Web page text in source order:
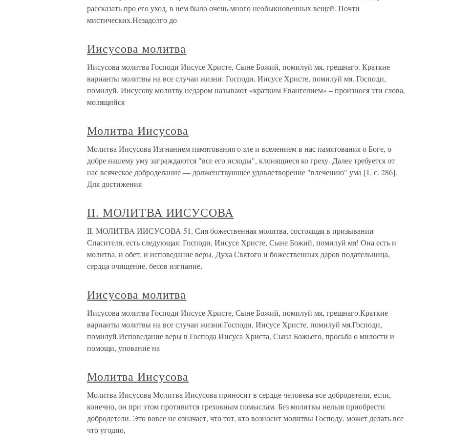
рассказать про его уход, в нем было очень много необыкновенных вещей. Почти
мистических.Незадолго до
Иисусова молитва
Иисусова молитва Господи Иисусе Христе, Сыне Божий, помилуй мя, грешнаго. Краткие
варианты молитвы на все случаи жизни: Господи, Иисусе Христе, помилуй мя. Господи,
помилуй. Иисусову молитву недаром называют «кратким Евангелием» – произнося эти слова,
молящийся
Молитва Иисусова
Молитва Иисусова Изгнанием памятования о зле и вселением в нас памятования о Боге, о
добре нашему уму заграждаются "все его исходы", клонящиеся ко греху. Далее требуется от
нас всяческое доброделание — долженствующее удовлетворение "влечению" ума [1, с. 286].
Для достижения
II. МОЛИТВА ИИСУСОВА
II. МОЛИТВА ИИСУСОВА 51. Сия божественная молитва, состоящая в призывании
Спасителя, есть следующая: Господи, Иисусе Христе, Сыне Божий, помилуй мя! Она есть и
молитва, и обет, и исповедание веры, Духа Святого и божественных даров подательница,
сердца очищение, бесов изгнание,
Иисусова молитва
Иисусова молитва Господи Иисусе Христе, Сыне Божий, помилуй мя, грешнаго.Краткие
варианты молитвы на все случаи жизни:Господи, Иисусе Христе, помилуй мя.Господи,
помилуй.Исповедание веры в Господа Иисуса Христа, Сына Божьего, просьба о милости и
помощи, упование на
Молитва Иисусова
Молитва Иисусова Молитва Иисусова приносит в сердце человека все добродетели, если,
конечно, он при этом противится греховным помыслам. Без молитвы нельзя приобрести
добродетели. Это вовсе не означает, что тот, кто возносит молитвы Господу, может делать все
что угодно,